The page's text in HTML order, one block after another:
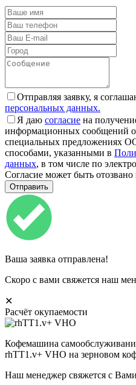
Отправляя заявку, я
персональных данных.
Я даю согласие на
информационных сообщений о
специальных предложениях
способами, указанными в
данных, в том числе по
Согласие может быть
Ваша заявка отправлена!
Скоро с вами свяжется наш
✕
Расчёт окупаемости
Кофемашина
rhTT1.v+ VHO на зерновом
Наш менеджер свяжется с